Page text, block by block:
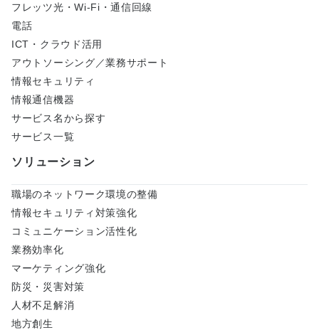
フレッツ光・Wi-Fi・通信回線
電話
ICT・クラウド活用
アウトソーシング／業務サポート
情報セキュリティ
情報通信機器
サービス名から探す
サービス一覧
ソリューション
職場のネットワーク環境の整備
情報セキュリティ対策強化
コミュニケーション活性化
業務効率化
マーケティング強化
防災・災害対策
人材不足解消
地方創生